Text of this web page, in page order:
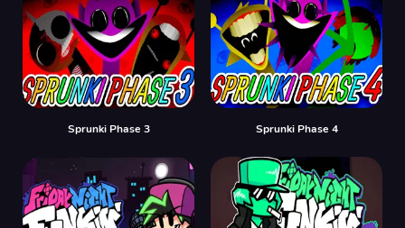
Sprunki Phase 3 Sprunki Phase 4